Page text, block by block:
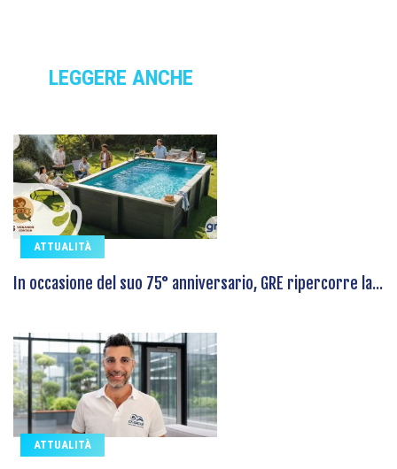
LEGGERE ANCHE
ATTUALITÀ
In occasione del suo 75° anniversario, GRE ripercorre la...
ATTUALITÀ